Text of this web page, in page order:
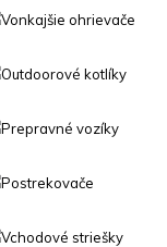
Vonkajšie ohrievače
Outdoorové kotlíky
Prepravné vozíky
Postrekovače
Vchodové striešky